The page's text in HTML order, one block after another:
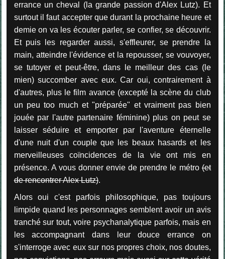
errance un cheval (la grande passion d'Alex Lutz). Et
surtout il faut accepter que durant la prochaine heure et
demie on va les écouter parler, se confier, se découvrir.
Et puis les regarder aussi, s'effleurer, se prendre la
main, atteindre l'évidence et la repousser, se vouvoyer,
se tutoyer et peut-être, dans le meilleur des cas (le
mien) succomber avec eux. Car oui, contrairement à
d'autres, plus le film avance (excepté la scène du club
un peu too much et "préparée" et vraiment pas bien
jouée par l'autre partenaire féminine) plus on peut se
laisser séduire et emporter par l'aventure éternelle
d'une nuit d'un couple que les beaux hasards et les
merveilleuses coïncidences de la vie ont mis en
présence. A vous donner envie de prendre le métro(et
de rencontrer Alex Lutz).
Alors oui c'est parfois philosophique, pas toujours
limpide quand les personnages semblent avoir un avis
tranché sur tout, voire psychanalytique parfois, mais en
les accompagnant dans leur douce errance on
s'interroge avec eux sur nos propres choix, nos doutes,